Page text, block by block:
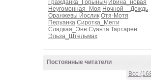
Гражданка_Горыныч Ирина_новая
Неугомонная_Моя Ночной__Дождь
Оранжевы Йослик Отя-Мотя
Перуанка Сиротка_Мегги
Сладкая_Энн Суанта Тартарен
Эльза_Штельмах
Постоянные читатели
Все